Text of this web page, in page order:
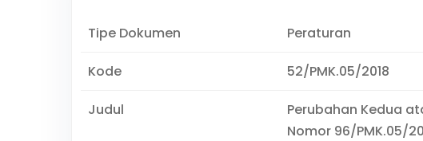
Tipe Dokumen Peraturan
Kode 52/PMK.05/2018
Judul
Perubahan Kedua
Nomor 96/PMK.05/